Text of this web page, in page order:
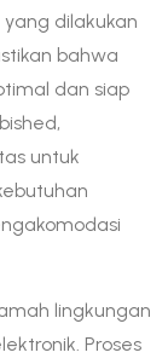
dilakukan
bahwa
dan siap
untuk
lingkungan
Proses